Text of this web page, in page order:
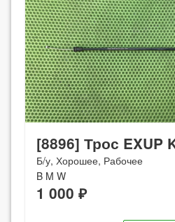
[8896] Трос EXUP
Б/у, Хорошее, Рабочее
B M W
1 000 ₽